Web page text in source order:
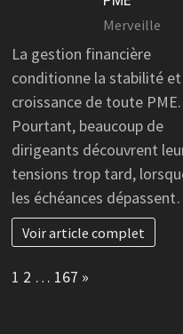
Merveille
La gestion financière
conditionne la stabilité et
croissance de toute PME.
Pourtant, beaucoup de
dirigeants découvrent
tensions trop tard,
les échéances
Voir article complet
Page:
1 2 … 167 Next
»